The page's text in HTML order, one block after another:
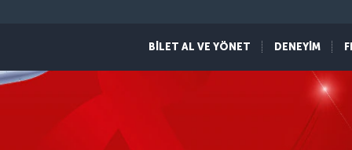
BİLET AL VE YÖNET DENEYİM